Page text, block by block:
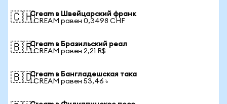
🇨🇭Cream в Швейцарский франк
1 CREAM равен 0,3498 CHF
🇧🇷Cream в Бразильский реал
1 CREAM равен 2,21 R$
🇧🇩Cream в Бангладешская така
1 CREAM равен 53,46 ৳